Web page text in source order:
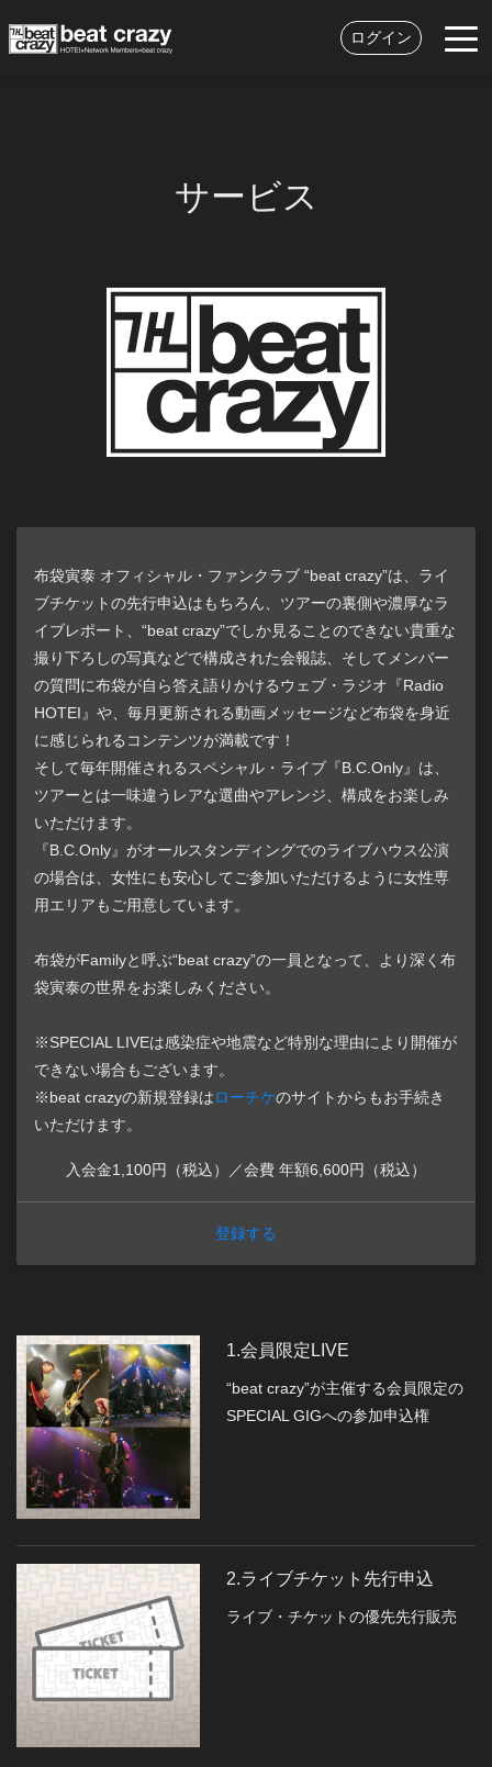
ログイン
サービス
布袋寅泰 オフィシャル・ファンクラブ “beat crazy”は、ライ
ブチケットの先行申込はもちろん、ツアーの裏側や濃厚なラ
イブレポート、“beat crazy”でしか見ることのできない貴重な
撮り下ろしの写真などで構成された会報誌、そしてメンバー
の質問に布袋が自ら答え語りかけるウェブ・ラジオ『Radio
HOTEI』や、毎月更新される動画メッセージなど布袋を身近
に感じられるコンテンツが満載です！
そして毎年開催されるスペシャル・ライブ『B.C.Only』は、
ツアーとは一味違うレアな選曲やアレンジ、構成をお楽しみ
いただけます。
『B.C.Only』がオールスタンディングでのライブハウス公演
の場合は、女性にも安心してご参加いただけるように女性専
用エリアもご用意しています。
布袋がFamilyと呼ぶ“beat crazy”の一員となって、より深く布
袋寅泰の世界をお楽しみください。
※SPECIAL LIVEは感染症や地震など特別な理由により開催が
できない場合もございます。
※beat crazyの新規登録はローチケのサイトからもお手続き
いただけます。
入会金1,100円（税込）／会費 年額6,600円（税込）
登録する
1.会員限定LIVE
“beat crazy”が主催する会員限定の
SPECIAL GIGへの参加申込権
2.ライブチケット先行申込
ライブ・チケットの優先先行販売